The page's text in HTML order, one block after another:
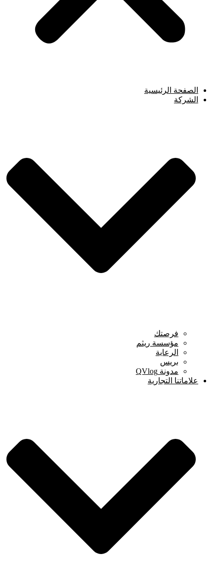
الصفحة الرئيسية
الشركة
فرصتك
مؤسسة ريثم
الرعاية
بريس
مدونة QVlog
علاماتنا التجارية